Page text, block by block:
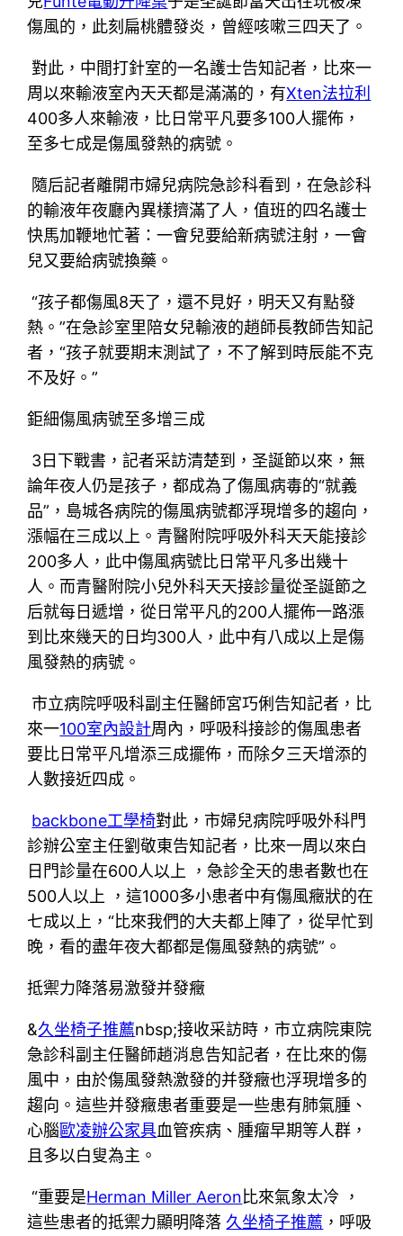
傷風的，此刻扁桃體發炎，曾經咳嗽三四天了。
對此，中間打針室的一名護士告知記者，比來一
周以來輸液室內天天都是滿滿的，有Xten法拉利
400多人來輸液，比日常平凡要多100人擺佈，
至多七成是傷風發熱的病號。
隨后記者離開市婦兒病院急診科看到，在急診科
的輸液年夜廳內異樣擠滿了人，值班的四名護士
快馬加鞭地忙著：一會兒要給新病號注射，一會
兒又要給病號換藥。
“孩子都傷風8天了，還不見好，明天又有點發
熱。”在急診室里陪女兒輸液的趙師長教師告知記
者，“孩子就要期末測試了，不了解到時辰能不克
不及好。”
鉅細傷風病號至多增三成
3日下戰書，記者采訪清楚到，圣誕節以來，無
論年夜人仍是孩子，都成為了傷風病毒的“就義
品”，島城各病院的傷風病號都浮現增多的趨向，
漲幅在三成以上。青醫附院呼吸外科天天能接診
200多人，此中傷風病號比日常平凡多出幾十
人。而青醫附院小兒外科天天接診量從圣誕節之
后就每日遞增，從日常平凡的200人擺佈一路漲
到比來幾天的日均300人，此中有八成以上是傷
風發熱的病號。
市立病院呼吸科副主任醫師宮巧俐告知記者，比
來一100室內設計周內，呼吸科接診的傷風患者
要比日常平凡增添三成擺佈，而除夕三天增添的
人數接近四成。
backbone工學椅對此，市婦兒病院呼吸外科門
診辦公室主任劉敬東告知記者，比來一周以來白
日門診量在600人以上 ，急診全天的患者數也在
500人以上 ，這1000多小患者中有傷風癥狀的在
七成以上，“比來我們的大夫都上陣了，從早忙到
晚，看的盡年夜大都都是傷風發熱的病號”。
抵禦力降落易激發并發癥
&久坐椅子推薦nbsp;接收采訪時，市立病院東院
急診科副主任醫師趙消息告知記者，在比來的傷
風中，由於傷風發熱激發的并發癥也浮現增多的
趨向。這些并發癥患者重要是一些患有肺氣腫、
心腦歐凌辦公家具血管疾病、腫瘤早期等人群，
且多以白叟為主。
“重要是Herman Miller Aeron比來氣象太冷 ，
這些患者的抵禦力顯明降落久坐椅子推薦 ，呼吸